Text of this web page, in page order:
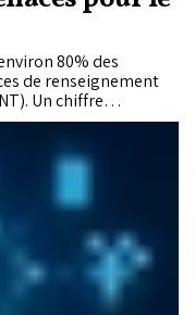
80% des
de renseignement
Un chiffre
qui consiste à
accessibles au
fiable et utile à la
et des
cette pratique connaît
peut, à partir
des événements
Dans un
défis sécuritaires
saharienne, le